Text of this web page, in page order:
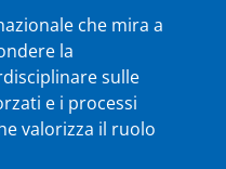
che mira a
la
sulle
e i processi
valorizza il ruolo